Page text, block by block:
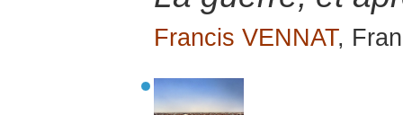
Francis VENNAT,